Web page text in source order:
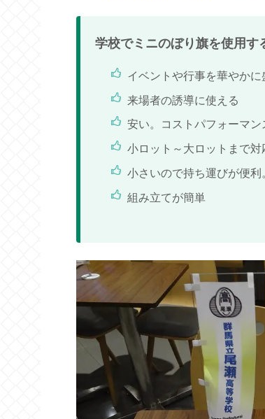
学校でミニのぼり旗を使用す
イベントや行事を華やかに
来場者の誘導に使える
安い。コストパフォーマ
小ロット～大ロットまで対
小さいので持ち運びが便
組み立てが簡単